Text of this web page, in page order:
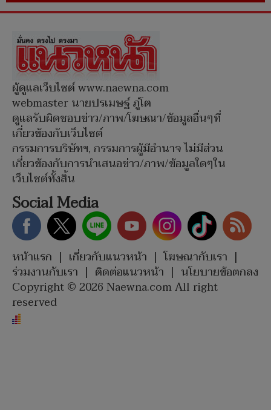
ผู้ดูแลเว็บไซต์ www.naewna.com
webmaster นายปรเมษฐ์ ภู่โต
ดูแลรับผิดชอบข่าว/ภาพ/โฆษณา/ข้อมูลอื่นๆที่
เกี่ยวข้องกับเว็บไซต์
กรรมการบริษัทฯ, กรรมการผู้มีอำนาจ ไม่มีส่วน
เกี่ยวข้องกับการนำเสนอข่าว/ภาพ/ข้อมูลใดๆใน
เว็บไซต์ทั้งสิ้น
Social Media
หน้าแรก | เกี่ยวกับแนวหน้า | โฆษณากับเรา |
ร่วมงานกับเรา | ติดต่อแนวหน้า | นโยบายข้อตกลง
Copyright © 2026 Naewna.com All right
reserved